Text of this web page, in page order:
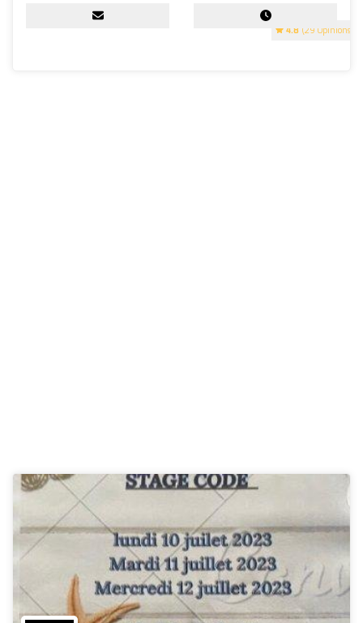
4.8 (29 Opinions)